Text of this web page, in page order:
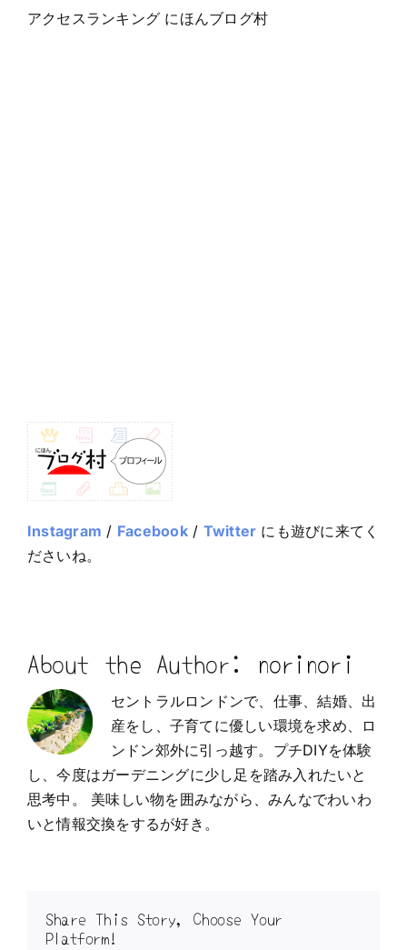
アクセスランキング にほんブログ村
Instagram / Facebook/ Twitter にも遊びに来てく
ださいね。
About the Author: norinori
セントラルロンドンで、仕事、結婚、出
産をし、子育てに優しい環境を求め、ロ
ンドン郊外に引っ越す。プチDIYを体験
し、今度はガーデニングに少し足を踏み入れたいと
思考中。 美味しい物を囲みながら、みんなでわいわ
いと情報交換をするが好き。
Share This Story, Choose Your
Platform!